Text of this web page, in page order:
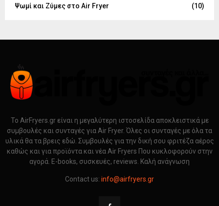
Ψωμί και Ζύμες στο Air Fryer
(10)
Το AirFryers.gr είναι η μεγαλύτερη ιστοσελίδα αποκλειστικά με
συμβουλές και συνταγές για Air Fryer. Όλες οι συνταγές με όλα τα
υλικά θα τα βρεις εδώ. Συμβουλές για την δική σου φριτέζα αέρος
καθώς και για προϊόντα και νέα Air Fryers Που κυκλοφορούν στην
αγορά. E-books, συσκευές, reviews. Καλή ανάγνωση
Contact us: info@airfryers.gr